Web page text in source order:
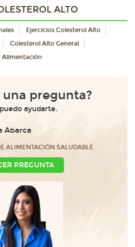
ALTO
Ejercicios Colesterol Alto
Colesterol Alto General
Alimentación
una pregunta?
ayudarte.
Abarca
ALIMENTACIÓN SALUDABLE.
PREGUNTA